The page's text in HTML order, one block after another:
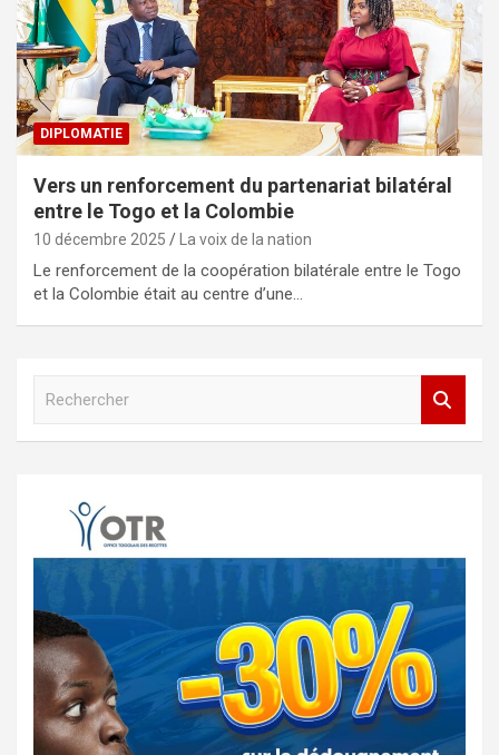
DIPLOMATIE
Vers un renforcement du partenariat bilatéral
entre le Togo et la Colombie
10 décembre 2025 La voix de la nation
Le renforcement de la coopération bilatérale entre le Togo
et la Colombie était au centre d’une…